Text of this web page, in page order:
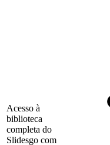
Acesso à
biblioteca
completa do
Slidesgo com